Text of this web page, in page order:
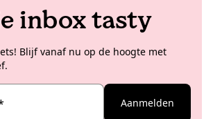
inbox tasty
Blijf vanaf nu op de hoogte met
Aanmelden